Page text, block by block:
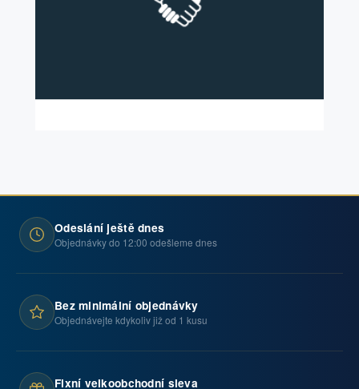
Odeslání ještě dnes
Objednávky do 12:00 odešleme dnes
Bez minimální objednávky
Objednávejte kdykoliv již od 1 kusu
Fixní velkoobchodní sleva